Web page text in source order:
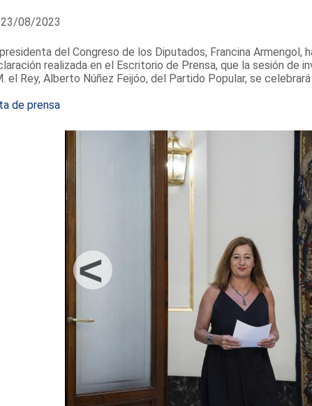
08/2023
del Congreso de los Diputados, Francina Armengol,
realizada en el Escritorio de Prensa, que la sesión de
el Rey, Alberto Núñez Feijóo, del Partido Popular, se
de prensa